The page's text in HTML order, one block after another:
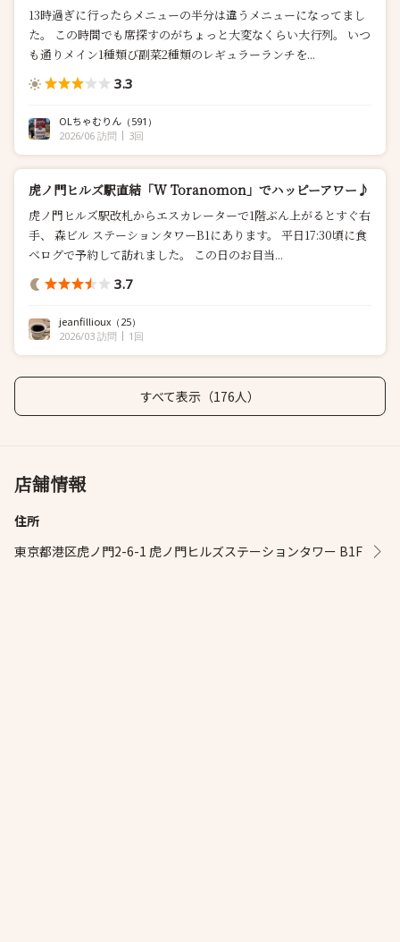
13時過ぎに行ったらメニューの半分は違うメニューになってまし
た。 この時間でも席探すのがちょっと大変なくらい大行列。 いつ
も通りメイン1種類び副菜2種類のレギュラーランチを...
3.3
OLちゃむりん （591）
2026/06 訪問
3回
虎ノ門ヒルズ駅直結「W Toranomon」でハッピーアワー♪
虎ノ門ヒルズ駅改札からエスカレーターで1階ぶん上がるとすぐ右
手、 森ビル ステーションタワーB1にあります。 平日17:30頃に食
べログで予約して訪れました。 この日のお目当...
3.7
jeanfillioux （25）
2026/03 訪問
1回
すべて表示（176人）
店舗情報
住所
東京都港区虎ノ門2-6-1 虎ノ門ヒルズステーションタワー B1F